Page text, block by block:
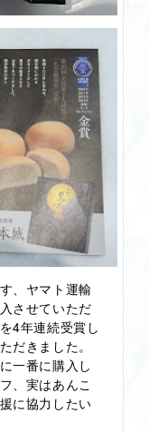
、ヤマト運輸
させていただ
4年連続受賞し
だきました。
一番に購入し
、実はあんこ
に協力したい